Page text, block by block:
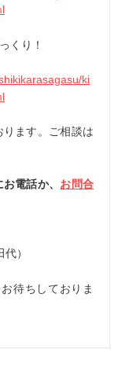
くり！
ki
ります。ご相談は
電話か、 お問合
）
待ちしておりま